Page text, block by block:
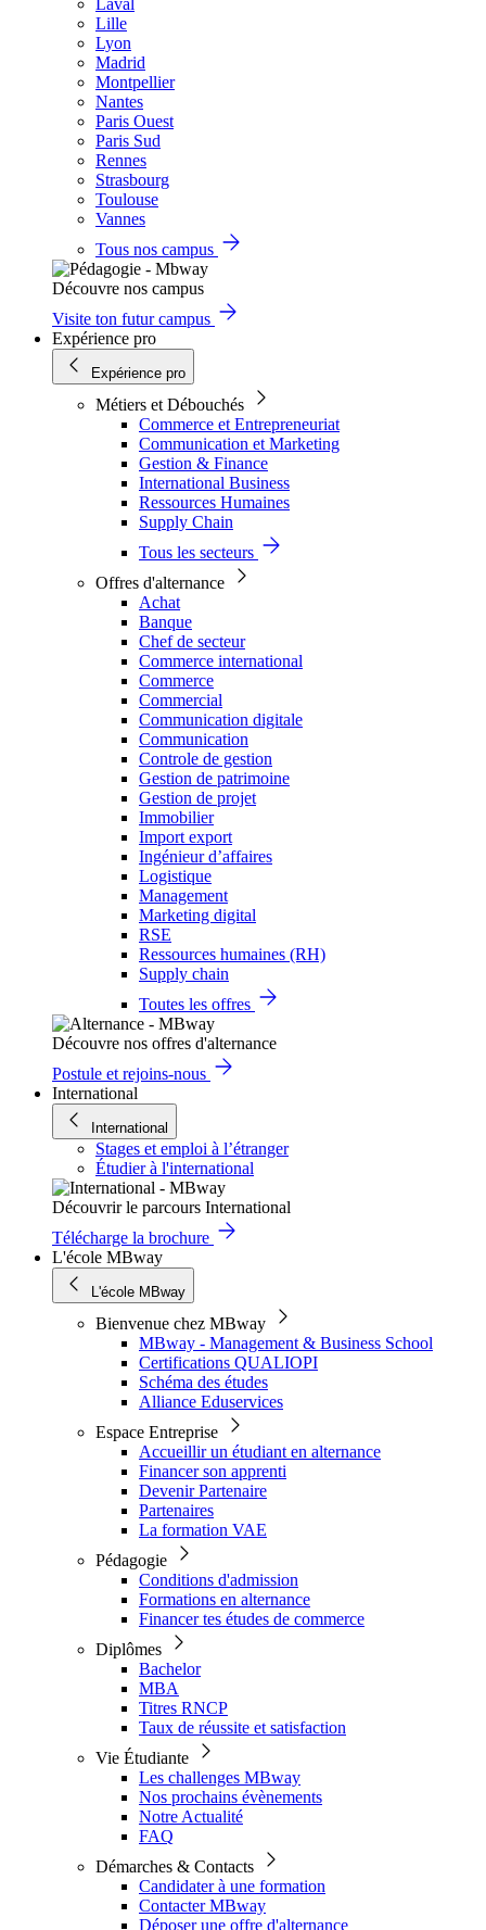
Laval
Lille
Lyon
Madrid
Montpellier
Nantes
Paris Ouest
Paris Sud
Rennes
Strasbourg
Toulouse
Vannes
Tous nos campus
Découvre nos campus
Visite ton futur campus
Expérience pro
Expérience pro
Métiers et Débouchés
Commerce et Entrepreneuriat
Communication et Marketing
Gestion & Finance
International Business
Ressources Humaines
Supply Chain
Tous les secteurs
Offres d'alternance
Achat
Banque
Chef de secteur
Commerce international
Commerce
Commercial
Communication digitale
Communication
Controle de gestion
Gestion de patrimoine
Gestion de projet
Immobilier
Import export
Ingénieur d’affaires
Logistique
Management
Marketing digital
RSE
Ressources humaines (RH)
Supply chain
Toutes les offres
Découvre nos offres d'alternance
Postule et rejoins-nous
International
International
Stages et emploi à l’étranger
Étudier à l'international
Découvrir le parcours International
Télécharge la brochure
L'école MBway
L'école MBway
Bienvenue chez MBway
MBway - Management & Business School
Certifications QUALIOPI
Schéma des études
Alliance Eduservices
Espace Entreprise
Accueillir un étudiant en alternance
Financer son apprenti
Devenir Partenaire
Partenaires
La formation VAE
Pédagogie
Conditions d'admission
Formations en alternance
Financer tes études de commerce
Diplômes
Bachelor
MBA
Titres RNCP
Taux de réussite et satisfaction
Vie Étudiante
Les challenges MBway
Nos prochains évènements
Notre Actualité
FAQ
Démarches & Contacts
Candidater à une formation
Contacter MBway
Déposer une offre d'alternance